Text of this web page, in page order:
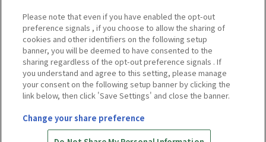
Please note that even if you have enabled the opt-out
preference signals , if you choose to allow the sharing of
cookies and other identifiers on the following setup
banner, you will be deemed to have consented to the
sharing regardless of the opt-out preference signals . If
you understand and agree to this setting, please manage
your consent on the following setup banner by clicking the
link below, then click 'Save Settings' and close the banner.
Change your share preference